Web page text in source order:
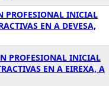
PROFESIONAL INICIAL
EN A DEVESA,
PROFESIONAL INICIAL
EN A EIREXA, A